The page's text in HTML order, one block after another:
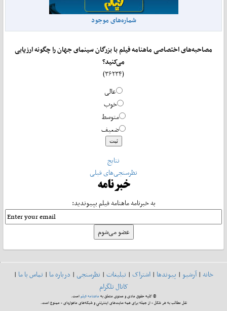
شماره‌های موجود
مصاحبه‌های اختصاصی ماهنامه فیلم با بزرگان سینمای جهان را چگونه ارزیابی
می‌کنید؟
عالی
خوب
متوسط
ضعیف
نتایج
نظرسنجی‌های قبلی
خبرنامه
به خبرنامه ماهنامه فیلم بپیوندید:
خانه|آرشیو| پیوندها| اشتراک| تبلیغات| نظرسنجی| درباره ما| تماس با ما|
کانال تلگرام
© کلیه حقوق مادی و معنوی متعلق بهماهنامه فیلماست.
نقل مطالب به هر شکل - از جمله برای همه سایت‌های اینترنتی و شبکه‌های ماهواره‌ای - ممنوع است.